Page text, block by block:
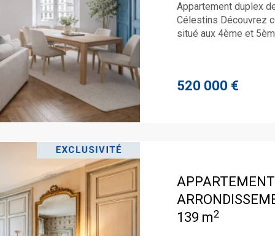
520 000 €
Appartement duplex
Célestins Découvrez
situé aux 4ème et
139 m2